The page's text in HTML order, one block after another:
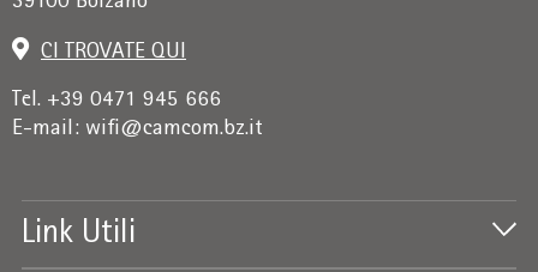
CI TROVATE QUI
Tel. +39 0471 945 666
E-mail: wifi@camcom.bz.it
Link Utili